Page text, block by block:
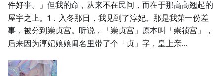
件好事。」但我的命，从来不在民间，而在于那高高翘起的
屋宇之上。1．入冬那日，我见到了淳妃。那是我第一份差
事，被分到崇贞宫。听说，「崇贞宫」原本叫「崇祯宫」，
后来因为淳妃娘娘闺名里带了个「贞」字，皇上亲...